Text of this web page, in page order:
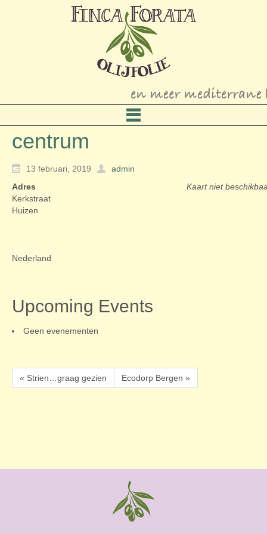
centrum
13 februari, 2019
admin
Kaart niet
Adres
Kerkstraat
Huizen
Nederland
Upcoming Events
Geen evenementen
« Strien…graag gezien Ecodorp Bergen »